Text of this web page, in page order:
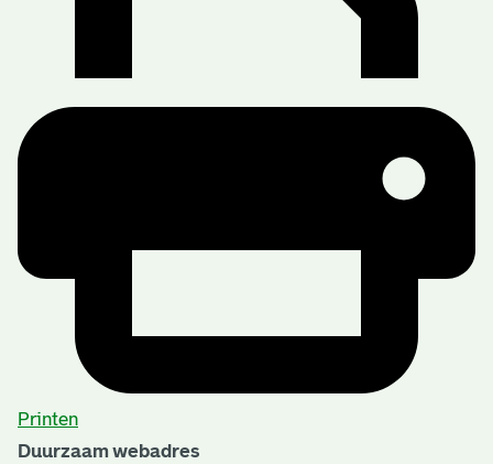
Printen
Duurzaam webadres